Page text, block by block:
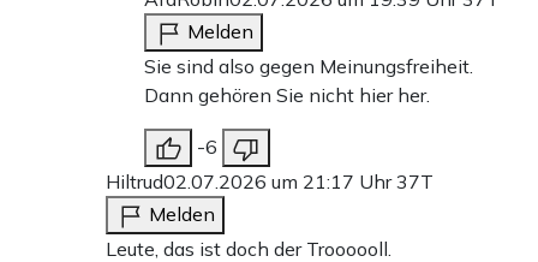
Melden
Sie sind also gegen Meinungsfreiheit.
Dann gehören Sie nicht hier her.
-6
Hiltrud02.07.2026 um 21:17 Uhr37T
Melden
Leute, das ist doch der Troooooll.